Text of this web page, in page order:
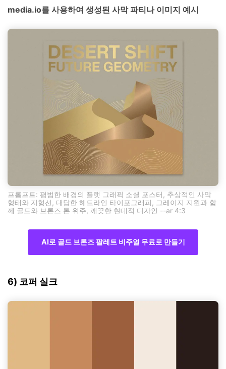
media.io를 사용하여 생성된 사막 파티나 이미지 예시
프롬프트: 평범한 배경의 플랫 그래픽 소셜 포스터, 추상적인 사막
형태와 지형선, 대담한 헤드라인 타이포그래피, 그레이지 지원과 함
께 골드와 브론즈 톤 위주, 깨끗한 현대적 디자인 --ar 4:3
AI로 골드 브론즈 팔레트 비주얼 무료로 만들기
6) 코퍼 실크